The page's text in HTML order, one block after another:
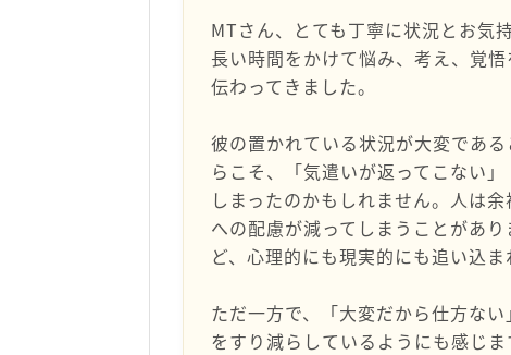
MTさん、とても丁寧に状況とお気
長い時間をかけて悩み、考え、覚
伝わってきました。
彼の置かれている状況が大変であ
らこそ、「気遣いが返ってこない
しまったのかもしれません。人は
への配慮が減ってしまうことがあ
ど、心理的にも現実的にも追い込ま
ただ一方で、「大変だから仕方な
をすり減らしているようにも感じ